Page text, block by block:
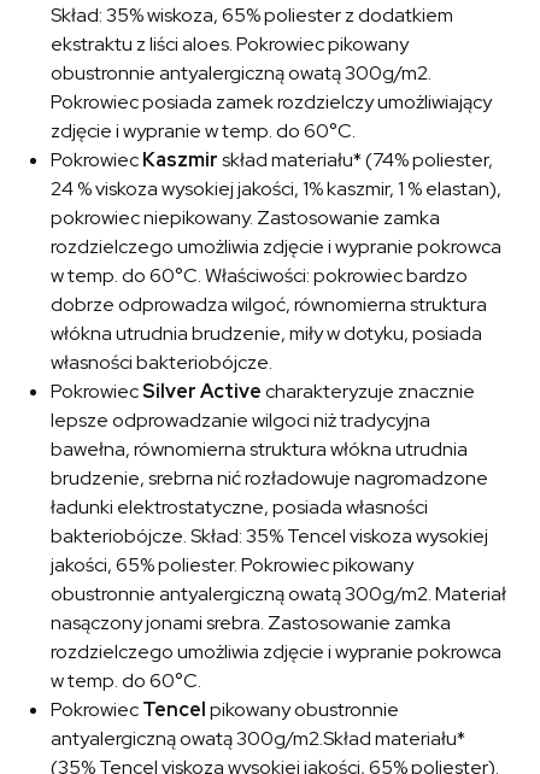
Skład: 35% wiskoza, 65% poliester z dodatkiem
ekstraktu z liści aloes. Pokrowiec pikowany
obustronnie antyalergiczną owatą 300g/m2.
Pokrowiec posiada zamek rozdzielczy umożliwiający
zdjęcie i wypranie w temp. do 60°C.
PokrowiecKaszmirskład materiału* (74% poliester,
24 % viskoza wysokiej jakości, 1% kaszmir, 1 % elastan),
pokrowiec niepikowany. Zastosowanie zamka
rozdzielczego umożliwia zdjęcie i wypranie pokrowca
w temp. do 60°C. Właściwości: pokrowiec bardzo
dobrze odprowadza wilgoć, równomierna struktura
włókna utrudnia brudzenie, miły w dotyku, posiada
własności bakteriobójcze.
PokrowiecSilver Activecharakteryzuje znacznie
lepsze odprowadzanie wilgoci niż tradycyjna
bawełna, równomierna struktura włókna utrudnia
brudzenie, srebrna nić rozładowuje nagromadzone
ładunki elektrostatyczne, posiada własności
bakteriobójcze. Skład: 35% Tencel viskoza wysokiej
jakości, 65% poliester. Pokrowiec pikowany
obustronnie antyalergiczną owatą 300g/m2. Materiał
nasączony jonami srebra. Zastosowanie zamka
rozdzielczego umożliwia zdjęcie i wypranie pokrowca
w temp. do 60°C.
PokrowiecTencelpikowany obustronnie
antyalergiczną owatą 300g/m2.Skład materiału*
(35% Tencel viskoza wysokiej jakości, 65% poliester).